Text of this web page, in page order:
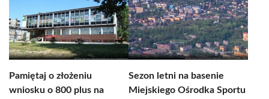
Pamiętaj o złożeniu
wniosku o 800 plus na
Sezon letni na basenie
Miejskiego Ośrodka Sportu